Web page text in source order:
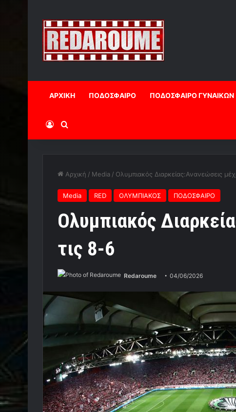
ΑΡΧΙΚΗ ΠΟΔΟΣΦΑΙΡΟ ΠΟΔΟΣΦΑΙΡΟ ΓΥΝΑΙΚΩΝ
Log InΑναζήτηση
Αρχική / Media / Ολυμπιακός Διαρκείας:Ανανεώσεις
Media RED ΟΛΥΜΠΙΑΚΟΣ ΠΟΔΟΣΦΑΙΡΟ
Ολυμπιακός
τις 8-6
Redaroume 04/06/2026